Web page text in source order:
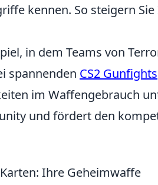
kennen. So steigern
in dem Teams von
spannenden CS2 Gunfights
im Waffengebrauch
und fördert den
Ihre Geheimwaffe